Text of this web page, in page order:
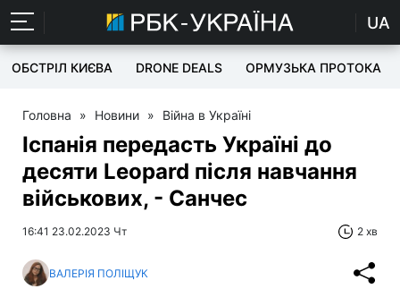
UA
ОБСТРІЛ КИЄВА DRONE DEALS ОРМУЗЬКА ПРОТОКА
Головна » Новини » Війна в Україні
Іспанія передасть Україні до
десяти Leopard після навчання
військових, - Санчес
16:41 23.02.2023 Чт 2 хв
ВАЛЕРІЯ ПОЛІЩУК